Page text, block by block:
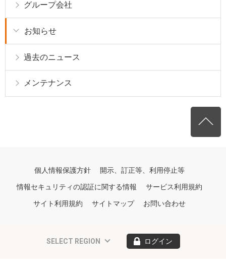
グループ会社
お知らせ
過去のニュース
メンテナンス
個人情報保護方針 開示、訂正等、利用停止等
情報セキュリティの認証に関する情報 サービス利用規約
サイト利用規約 サイトマップ お問い合わせ
SELECT REGION ログイン